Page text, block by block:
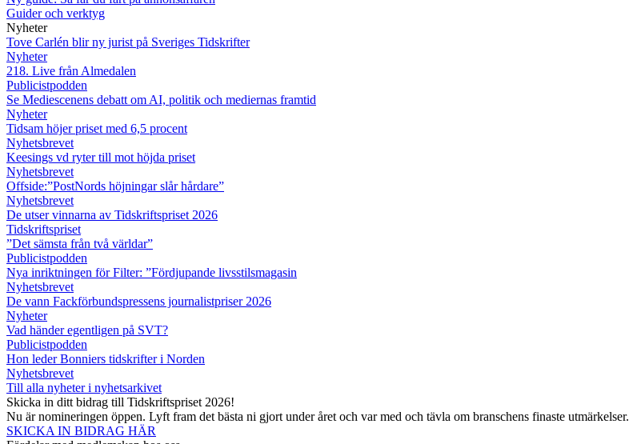
Guider och verktyg
Nyheter
Tove Carlén blir ny jurist på Sveriges Tidskrifter
Nyheter
218. Live från Almedalen
Publicistpodden
Se Mediescenens debatt om AI, politik och mediernas framtid
Nyheter
Tidsam höjer priset med 6,5 procent
Nyhetsbrevet
Keesings vd ryter till mot höjda priset
Nyhetsbrevet
Offside:”PostNords höjningar slår hårdare”
Nyhetsbrevet
De utser vinnarna av Tidskriftspriset 2026
Tidskriftspriset
”Det sämsta från två världar”
Publicistpodden
Nya inriktningen för Filter: ”Fördjupande livsstilsmagasin
Nyhetsbrevet
De vann Fackförbundspressens journalistpriser 2026
Nyheter
Vad händer egentligen på SVT?
Publicistpodden
Hon leder Bonniers tidskrifter i Norden
Nyhetsbrevet
Till alla nyheter i nyhetsarkivet
Skicka in ditt bidrag till Tidskriftspriset 2026!
Nu är nomineringen öppen. Lyft fram det bästa ni gjort under året och var med och tävla om branschens finaste utmärkelser.
SKICKA IN BIDRAG HÄR